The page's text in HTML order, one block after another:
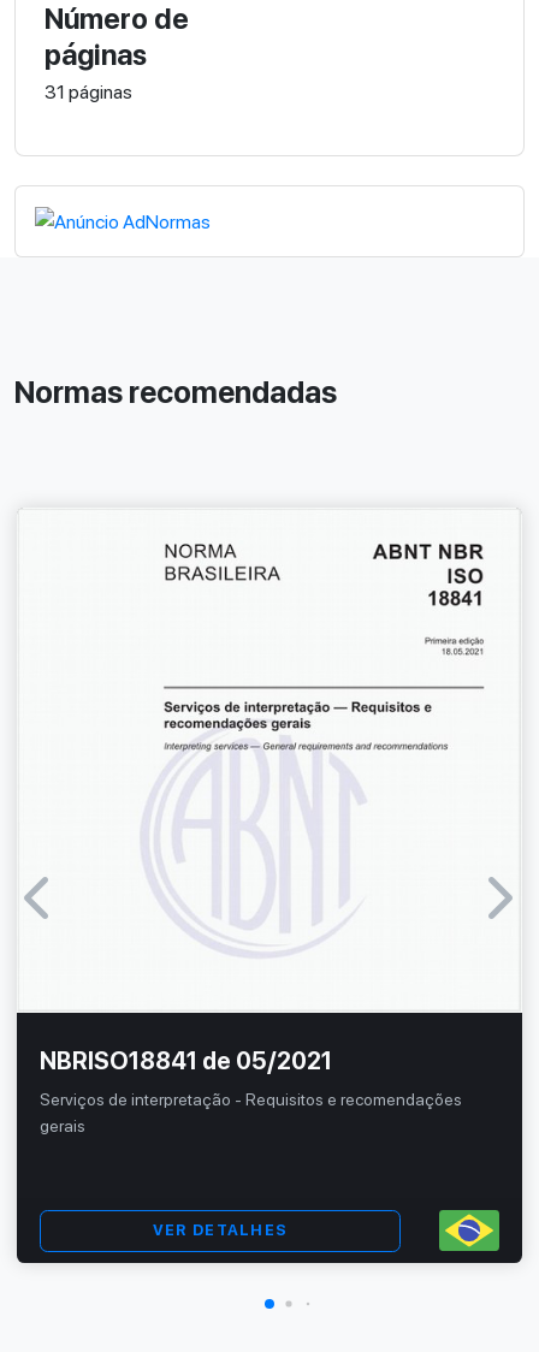
Número de
páginas
31 páginas
Normas recomendadas
NBRISO18841 de 05/2021
Serviços de interpretação - Requisitos e recomendações
gerais
VER DETALHES